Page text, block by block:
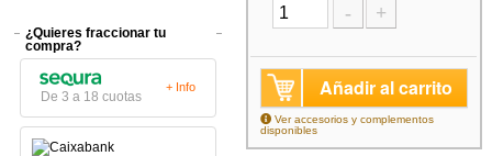
¿Quieres fraccionar tu
compra?
De 3 a 18 cuotas
+ Info
- +
Añadir al carrito
Ver accesorios y complementos
disponibles